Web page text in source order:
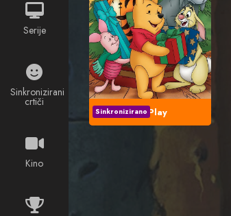
Serije
Sinkronizirani
crtiči
Kino
Play
Sinkronizirano